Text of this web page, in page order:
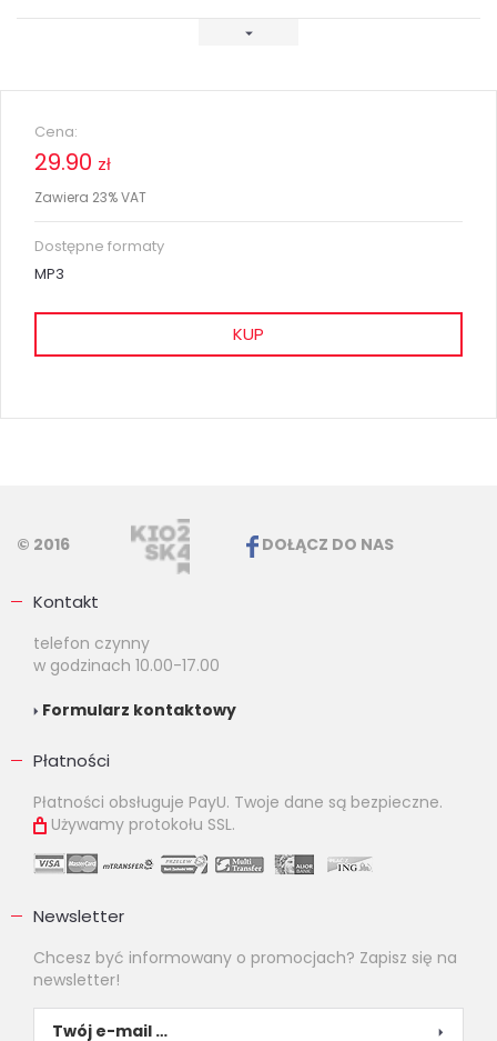
Cena:
29.90 zł
Zawiera 23% VAT
Dostępne formaty
MP3
KUP
© 2016 DOŁĄCZ DO NAS
Kontakt
telefon czynny
w godzinach 10.00-17.00
Formularz kontaktowy
Płatności
Płatności obsługuje PayU. Twoje dane są bezpieczne.
Używamy protokołu SSL.
Newsletter
Chcesz być informowany o promocjach? Zapisz się na
newsletter!